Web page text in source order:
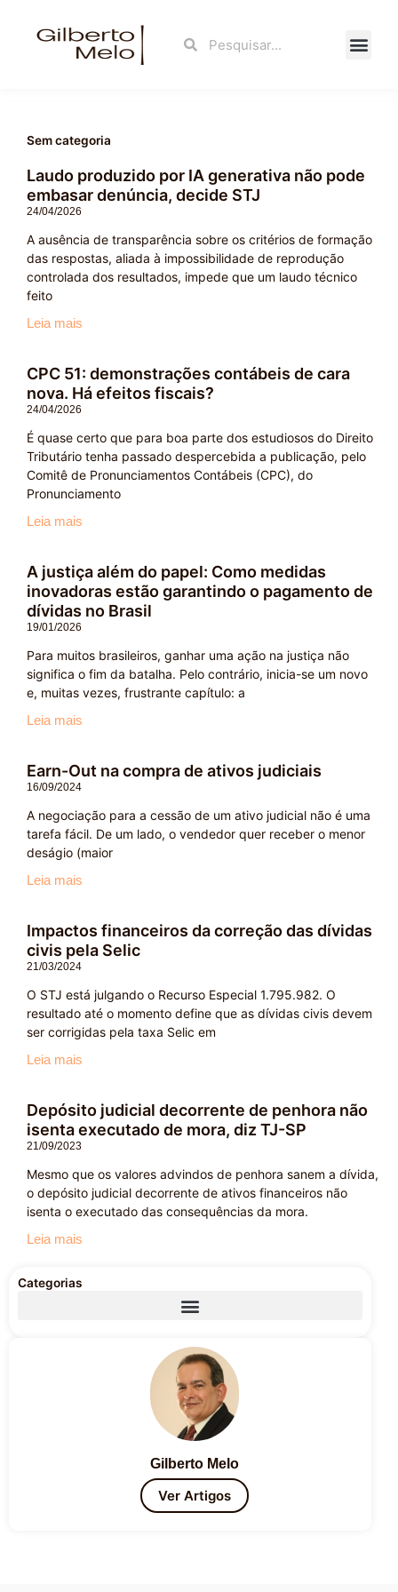
Search
Sem categoria
Laudo produzido por IA generativa não pode
embasar denúncia, decide STJ
24/04/2026
A ausência de transparência sobre os critérios de formação
das respostas, aliada à impossibilidade de reprodução
controlada dos resultados, impede que um laudo técnico
feito
Leia mais
CPC 51: demonstrações contábeis de cara
nova. Há efeitos fiscais?
24/04/2026
É quase certo que para boa parte dos estudiosos do Direito
Tributário tenha passado despercebida a publicação, pelo
Comitê de Pronunciamentos Contábeis (CPC), do
Pronunciamento
Leia mais
A justiça além do papel: Como medidas
inovadoras estão garantindo o pagamento de
dívidas no Brasil
19/01/2026
Para muitos brasileiros, ganhar uma ação na justiça não
significa o fim da batalha. Pelo contrário, inicia-se um novo
e, muitas vezes, frustrante capítulo: a
Leia mais
Earn-Out na compra de ativos judiciais
16/09/2024
A negociação para a cessão de um ativo judicial não é uma
tarefa fácil. De um lado, o vendedor quer receber o menor
deságio (maior
Leia mais
Impactos financeiros da correção das dívidas
civis pela Selic
21/03/2024
O STJ está julgando o Recurso Especial 1.795.982. O
resultado até o momento define que as dívidas civis devem
ser corrigidas pela taxa Selic em
Leia mais
Depósito judicial decorrente de penhora não
isenta executado de mora, diz TJ-SP
21/09/2023
Mesmo que os valores advindos de penhora sanem a dívida,
o depósito judicial decorrente de ativos financeiros não
isenta o executado das consequências da mora.
Leia mais
Categorias
Gilberto Melo
Ver Artigos